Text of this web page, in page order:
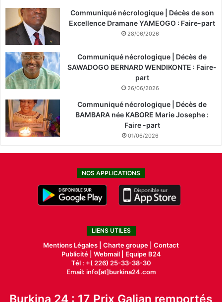
Communiqué nécrologique | Décès de son
Excellence Dramane YAMEOGO : Faire-part
28/06/2026
Communiqué nécrologique | Décès de
SAWADOGO BERNARD WENDIKONTE : Faire-
part
26/06/2026
Communiqué nécrologique | Décès de
BAMBARA née KABORE Marie Josephe :
Faire -part
01/06/2026
NOS APPLICATIONS
LIENS UTILES
Mentions Légales | Charte groupe | Contact
Publicité| Webmail |
Equipe B24
Tél : +( 226) 25-33-38-30
Email: info[at]burkina24.com
Burkina 24 : 17 Prix Galian remportés